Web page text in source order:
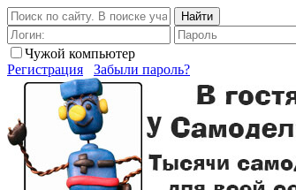
Найти
Чужой компьютер
Регистрация
Забыли пароль?